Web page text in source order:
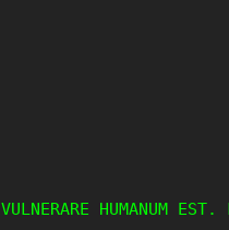
VULNERARE HUMANUM